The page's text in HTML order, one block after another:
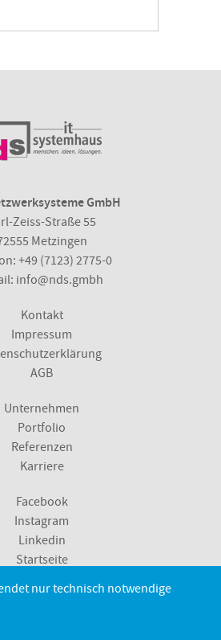
GmbH
Zeiss-Straße 55
Metzingen
+49 (7123) 2775-0
info@nds.gmbh
Kontakt
Impressum
AGB
Unternehmen
Portfolio
Referenzen
Karriere
Facebook
Instagram
Linkedin
Startseite
Metzingen
nur technisch notwendige